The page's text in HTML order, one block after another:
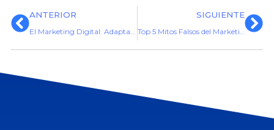
ANTERIOR SIGUIENTE